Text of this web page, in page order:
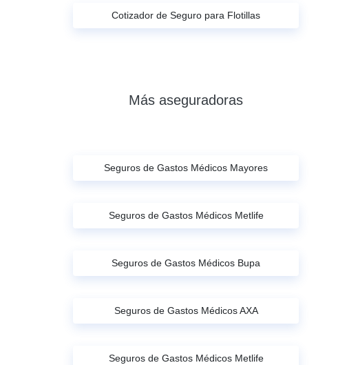
Cotizador de Seguro para Flotillas
Más aseguradoras
Seguros de Gastos Médicos Mayores
Seguros de Gastos Médicos Metlife
Seguros de Gastos Médicos Bupa
Seguros de Gastos Médicos AXA
Seguros de Gastos Médicos Metlife